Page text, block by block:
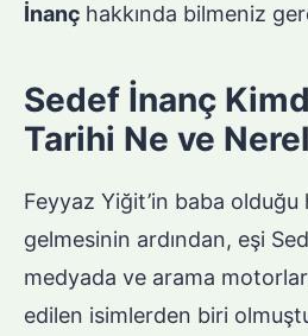
İnanç hakkında bilmeniz
Sedef İnanç
Tarihi Ne ve
Feyyaz Yiğit’in baba
gelmesinin ardından, eşi
medyada ve arama
edilen isimlerden biri